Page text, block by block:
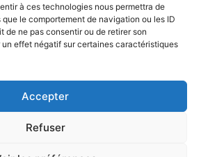
à ces technologies nous permettra de
le comportement de navigation ou les ID
de ne pas consentir ou de retirer son
effet négatif sur certaines caractéristiques
Accepter
Refuser